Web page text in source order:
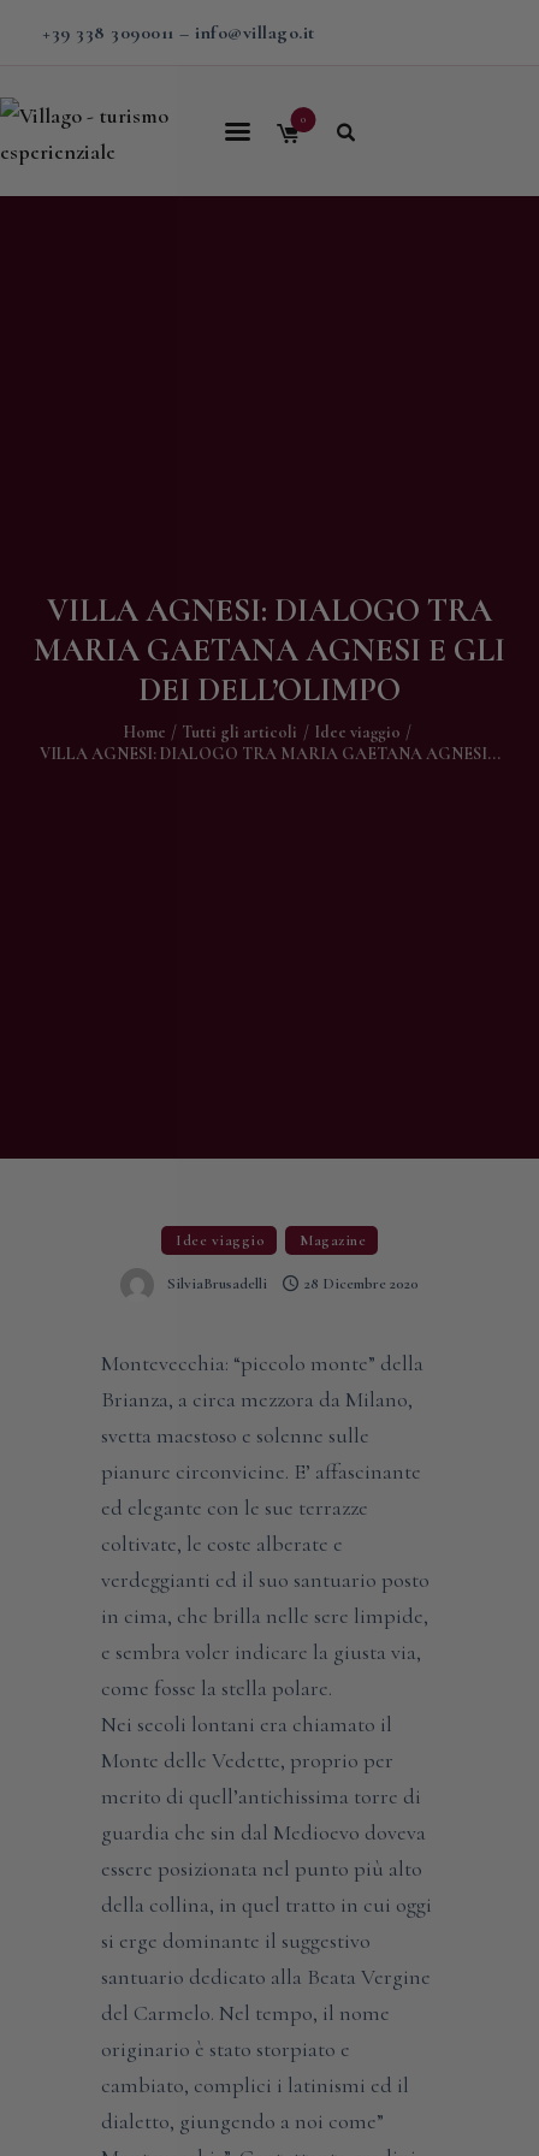
+39 338 3090011 – info@villago.it
0
VILLA AGNESI: DIALOGO TRA
MARIA GAETANA AGNESI E GLI
DEI DELL’OLIMPO
Home Tutti gli articoli
Idee viaggio
VILLA AGNESI: DIALOGO TRA MARIA GAETANA AGNESI...
Home
Idee viaggio Magazine
SilviaBrusadelli 28 Dicembre 2020
Montevecchia: “piccolo monte” della
Brianza, a circa mezzora da Milano,
svetta maestoso e solenne sulle
pianure circonvicine. E’ affascinante
ed elegante con le sue terrazze
coltivate, le coste alberate e
verdeggianti ed il suo santuario posto
in cima, che brilla nelle sere limpide,
e sembra voler indicare la giusta via,
come fosse la stella polare.
Nei secoli lontani era chiamato il
Monte delle Vedette, proprio per
merito di quell’antichissima torre di
guardia che sin dal Medioevo doveva
essere posizionata nel punto più alto
della collina, in quel tratto in cui oggi
si erge dominante il suggestivo
santuario dedicato alla Beata Vergine
del Carmelo. Nel tempo, il nome
originario è stato storpiato e
cambiato, complici i latinismi ed il
dialetto, giungendo a noi come”